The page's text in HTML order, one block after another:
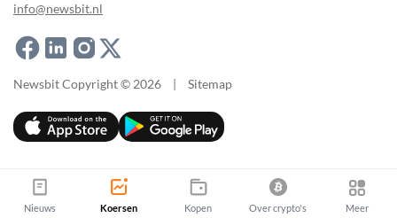
info@newsbit.nl
Newsbit Copyright © 2026 | Sitemap
Nieuws Koersen Kopen Over crypto's Meer